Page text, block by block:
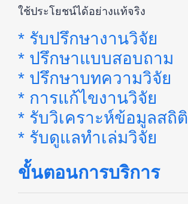
ใช้ประโยชน์ได้อย่างแท้จริง
* รับปรึกษางานวิจัย
* ปรึกษาแบบสอบถาม
* ปรึกษาบทความวิจัย
* การแก้ไขงานวิจัย
* รับวิเคราะห์ข้อมูลสถิติ
* รับดูแลทำเล่มวิจัย
ขั้นตอนการบริการ